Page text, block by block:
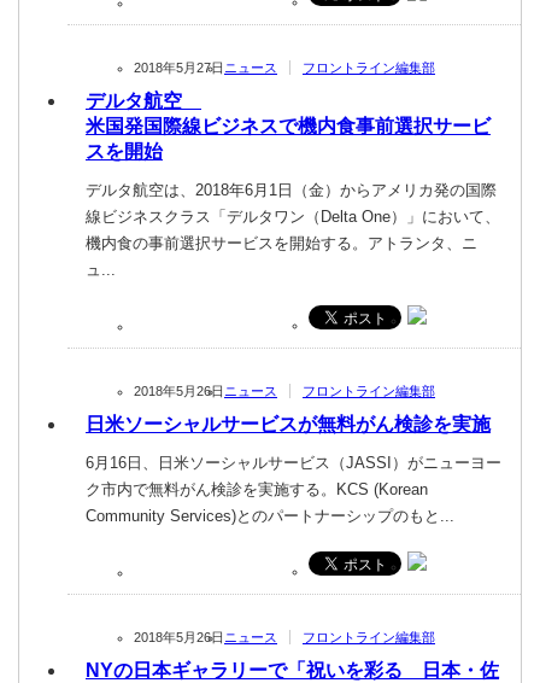
2018年5月27日 ニュース フロントライン編集部
デルタ航空
米国発国際線ビジネスで機内食事前選択サービ
スを開始
デルタ航空は、2018年6月1日（金）からアメリカ発の国際
線ビジネスクラス「デルタワン（Delta One）」において、
機内食の事前選択サービスを開始する。アトランタ、ニ
ュ...
2018年5月26日 ニュース フロントライン編集部
日米ソーシャルサービスが無料がん検診を実施
6月16日、日米ソーシャルサービス（JASSI）がニューヨー
ク市内で無料がん検診を実施する。KCS (Korean
Community Services)とのパートナーシップのもと...
2018年5月26日 ニュース フロントライン編集部
NYの日本ギャラリーで「祝いを彩る 日本・佐